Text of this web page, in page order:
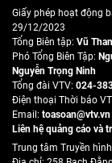
Giấy phép hoạt động
29/12/2023
Tổng Biên tập: Vũ
Phó Tổng Biên Tập:
Nguyễn Trọng Ninh
Tổng đài VTV: 024-
Ðiện thoại Thời báo
Email: toasoan@vtv.vn
Liên hệ quảng cáo và
Trung tâm Truyền